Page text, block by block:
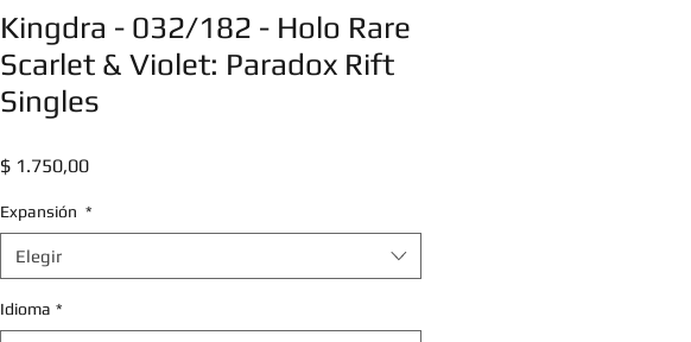
Kingdra - 032/182 - Holo Rare
Scarlet & Violet: Paradox Rift
Singles
$ 1.750,00Precio
Expansión *
Elegir
Idioma *